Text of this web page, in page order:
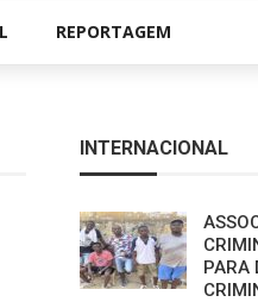
REPORTAGEM
INTERNACIONAL
PARA